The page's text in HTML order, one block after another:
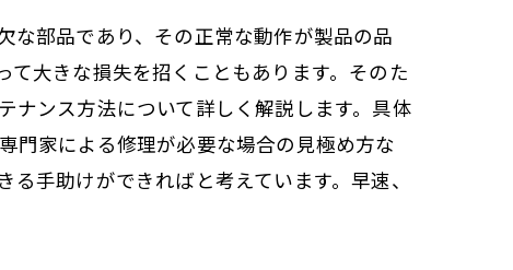
な部品であり、その正常な動作が製品の品
大きな損失を招くこともあります。そのた
ナンス方法について詳しく解説します。具体
門家による修理が必要な場合の見極め方な
手助けができればと考えています。早速、